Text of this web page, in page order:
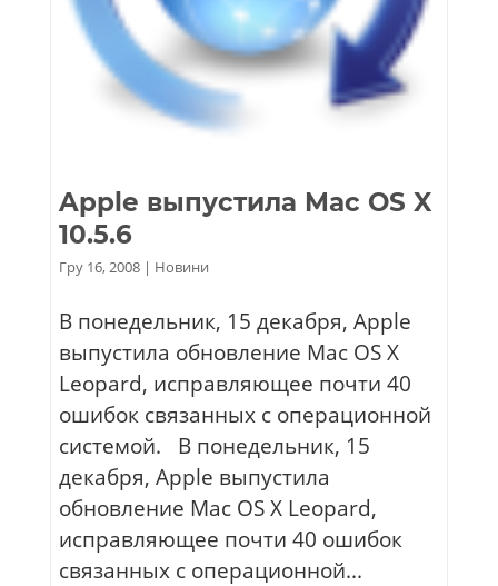
Apple выпустила Mac OS X
10.5.6
Гру 16, 2008| Новини
В понедельник, 15 декабря, Apple
выпустила обновление Mac OS X
Leopard, исправляющее почти 40
ошибок связанных с операционной
системой. В понедельник, 15
декабря, Apple выпустила
обновление Mac OS X Leopard,
исправляющее почти 40 ошибок
связанных с операционной...